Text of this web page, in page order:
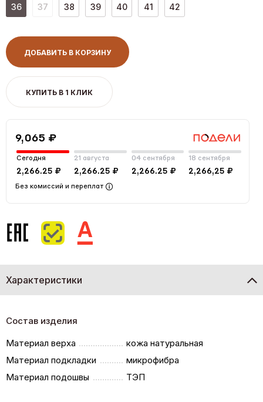
36 37 38 39 40 41 42
ДОБАВИТЬ В КОРЗИНУ
КУПИТЬ В 1 КЛИК
9,065 ₽
Сегодня
2,266.25 ₽
21 августа
2,266.25 ₽
04 сентября
2,266.25 ₽
18 сентября
2,266,25 ₽
Без комиссий и переплат
Характеристики
Состав изделия
Материал верха
кожа натуральная
Материал подкладки
микрофибра
Материал подошвы
ТЭП